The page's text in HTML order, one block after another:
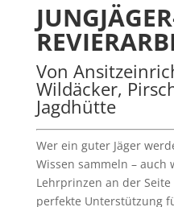
Von
Wildäcker,
Jagdhütte
Wer ein guter Jäger
Wissen sammeln –
Lehrprinzen an der
perfekte Unterstützung